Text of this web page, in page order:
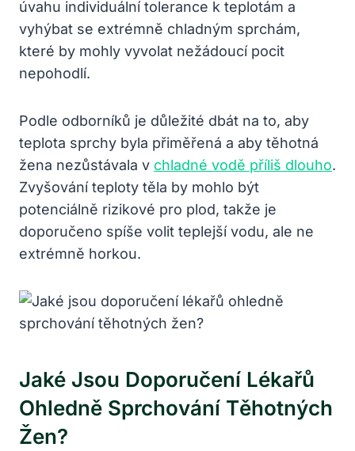
úvahu individuální tolerance k teplotám a
vyhýbat se extrémně chladným sprchám,
které by mohly vyvolat nežádoucí pocit
nepohodlí.
Podle odborníků je důležité dbát na to, aby
teplota sprchy byla přiměřená a aby těhotná
žena nezůstávala v chladné vodě příliš dlouho.
Zvyšování teploty těla by mohlo být
potenciálně rizikové pro plod, takže je
doporučeno spíše volit teplejší vodu, ale ne
extrémně horkou.
Jaké Jsou Doporučení Lékařů
Ohledně Sprchování Těhotných
Žen?